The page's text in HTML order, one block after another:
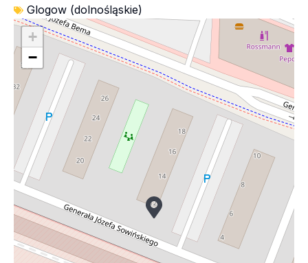
Glogow (dolnośląskie)
+
−